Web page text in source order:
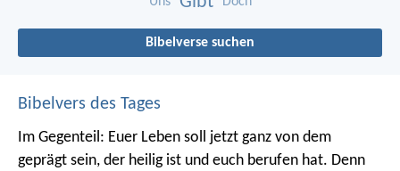
Bibelverse suchen
Bibelvers des Tages
Im Gegenteil: Euer Leben soll jetzt ganz von dem
geprägt sein, der heilig ist und euch berufen hat. Denn